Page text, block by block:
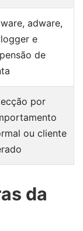
adware,
e
de
por
ou cliente
da